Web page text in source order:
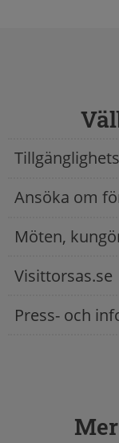
Ansöka om
Möten,
Visittorsas.se
Press- och